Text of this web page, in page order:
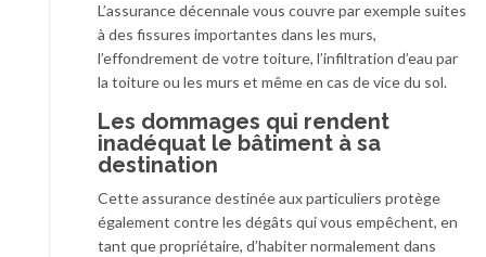
L’assurance décennale vous couvre par exemple suites
à des fissures importantes dans les murs,
l’effondrement de votre toiture, l’infiltration d’eau par
la toiture ou les murs et même en cas de vice du sol.
Les dommages qui rendent
inadéquat le bâtiment à sa
destination
Cette assurance destinée aux particuliers protège
également contre les dégâts qui vous empêchent, en
tant que propriétaire, d’habiter normalement dans